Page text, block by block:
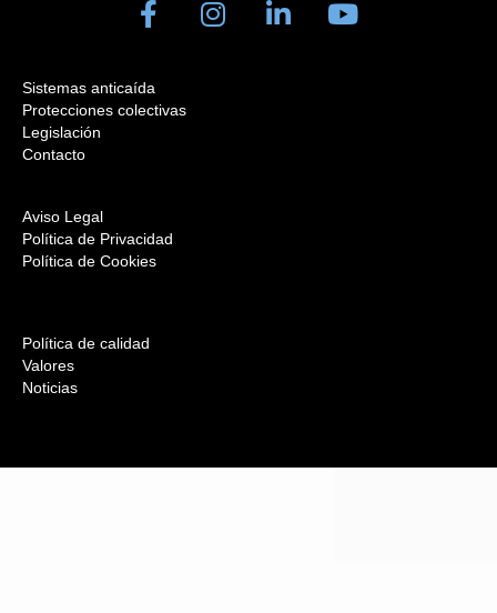
Sistemas anticaída
Protecciones colectivas
Legislación
Contacto
Aviso Legal
Política de Privacidad
Política de Cookies
Política de calidad
Valores
Noticias